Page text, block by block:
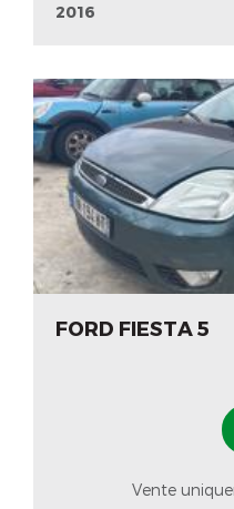
2016
FORD FIESTA 5
Vente